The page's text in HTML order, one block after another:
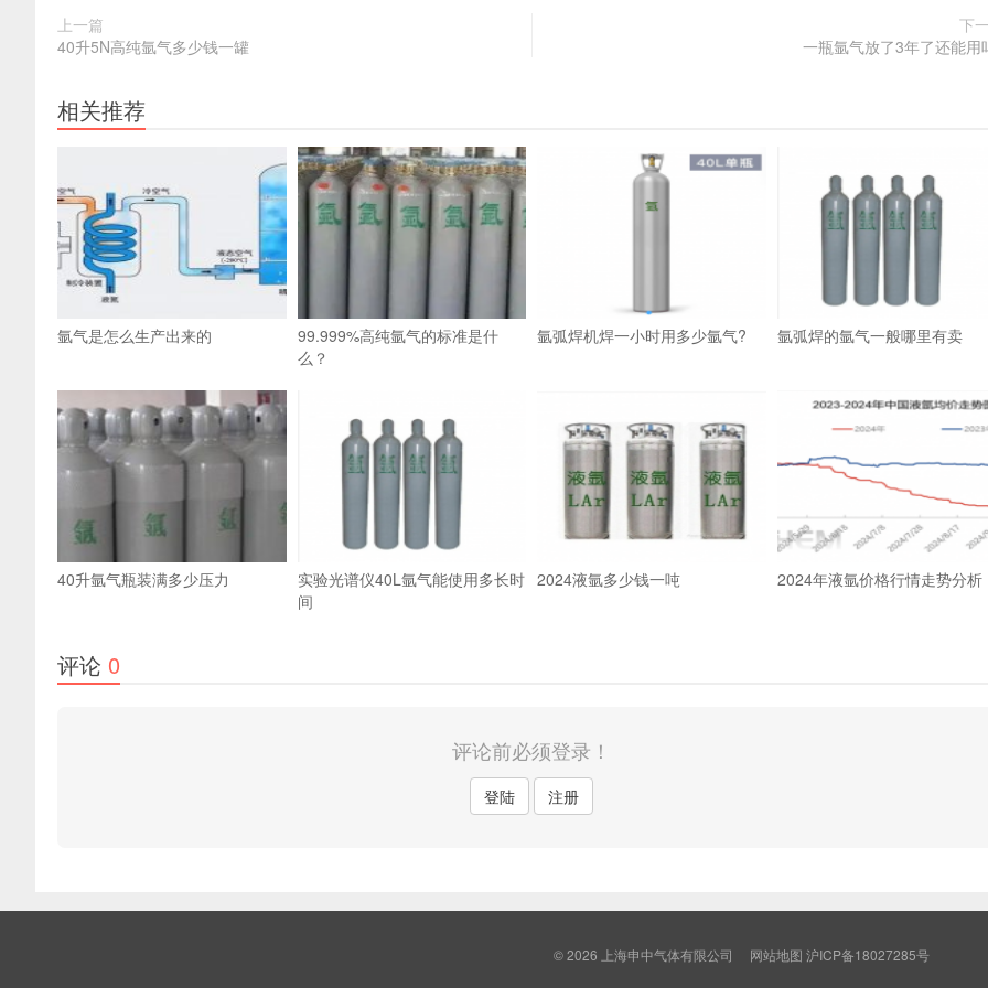
上一篇
40升5N高纯氩气多少钱一罐
下
一瓶氩气放了3年了还能用
相关推荐
氩气是怎么生产出来的
99.999%高纯氩气的标准是什
么？
氩弧焊机焊一小时用多少氩气? 氩弧焊的氩气一般哪里有卖
40升氩气瓶装满多少压力
实验光谱仪40L氩气能使用多长时
间
2024液氩多少钱一吨 2024年液氩价格行情走势分析
评论 0
评论前必须登录！
登陆 注册
© 2026 上海申中气体有限公司 网站地图 沪ICP备18027285号